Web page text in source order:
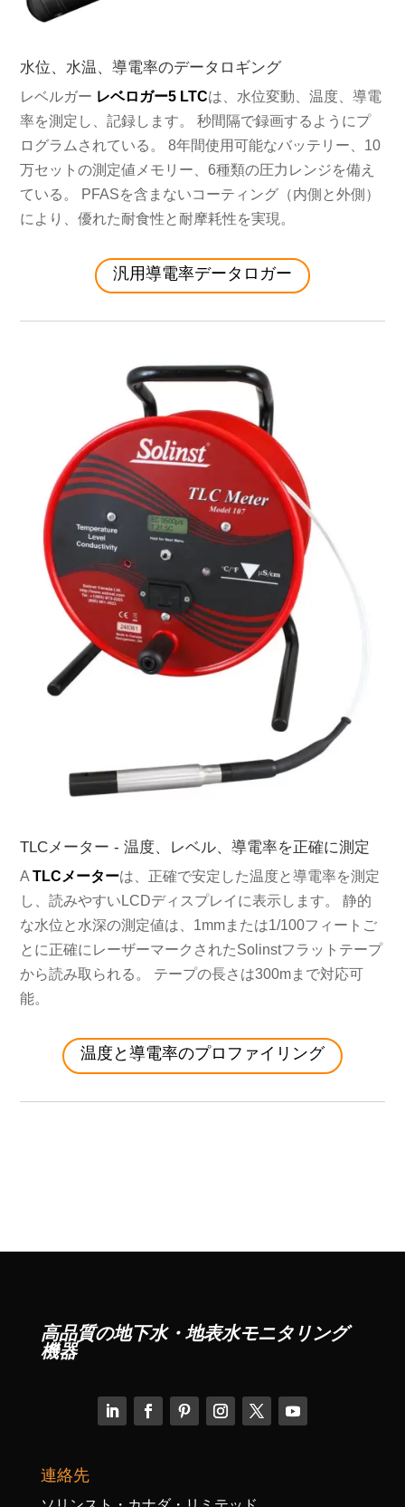
水位、水温、導電率のデータロギング
レベルガー レベロガー5 LTCは、水位変動、温度、導電
率を測定し、記録します。 秒間隔で録画するようにプ
ログラムされている。 8年間使用可能なバッテリー、10
万セットの測定値メモリー、6種類の圧力レンジを備え
ている。 PFASを含まないコーティング（内側と外側）
により、優れた耐食性と耐摩耗性を実現。
汎用導電率データロガー
TLCメーター - 温度、レベル、導電率を正確に測定
ATLCメーターは、正確で安定した温度と導電率を測定
し、読みやすいLCDディスプレイに表示します。 静的
な水位と水深の測定値は、1mmまたは1/100フィートご
とに正確にレーザーマークされたSolinstフラットテープ
から読み取られる。 テープの長さは300mまで対応可
能。
温度と導電率のプロファイリング
高品質の地下水・地表水モニタリング
機器
連絡先